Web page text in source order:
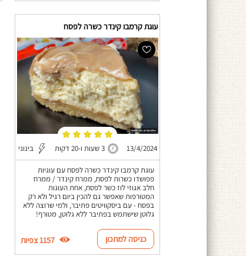
עוגת קרמבו קינדר כשרה לפסח
13/4/2024 3 שעות ו-20 דקות בינוני
עוגת קרמבו קינדר כשרה לפסח עם עוגיות
פפושדו כשרות לפסח, ממרח קינדר / ממרח
חלב אגוזי לוז כשר לפסח, אחת העוגות
המטורפות שאפשר גם להכין ביום רגיל ולא רק
בפסח - עם ביסקוויטים פתיבר, ולמי שרוצה ללא
גלוטן שישתמש בפתיבר ללא גלוטן, מטורף!
כניסה למתכון 1157 צפיות